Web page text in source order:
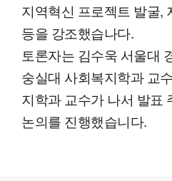
지역혁신 프로젝트 발굴,
등을 강조했습나다.
토론자는 김수욱 서울대
숭실대 사회복지학과 교
지학과 교수가 나서 발표
논의를 진행했습니다.